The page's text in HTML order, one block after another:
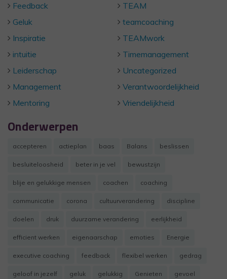
Feedback
Geluk
Inspiratie
intuitie
Leiderschap
Management
Mentoring
TEAM
teamcoaching
TEAMwork
Timemanagement
Uncategorized
Verantwoordelijkheid
Vriendelijkheid
Onderwerpen
accepteren actieplan baas Balans beslissen
besluiteloosheid beter in je vel bewustzijn
blije en gelukkige mensen coachen coaching
communicatie corona cultuurverandering discipline
doelen druk duurzame verandering eerlijkheid
efficient werken eigenaarschap emoties Energie
executive coaching feedback flexibel werken gedrag
geloof in jezelf geluk gelukkig Genieten gevoel